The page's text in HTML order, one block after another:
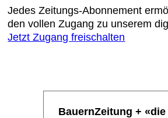
Jedes Zeitungs-Abonnement
den vollen Zugang zu unserem
Jetzt Zugang freischalten
BauernZeitung +